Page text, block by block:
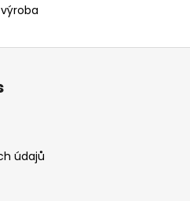
i
u
údajů